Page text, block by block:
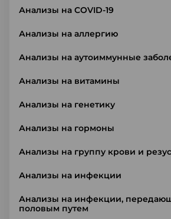
Анализы на COVID-19
Анализы на аллергию
Анализы на аутоиммунные
Анализы на витамины
Анализы на генетику
Анализы на гормоны
Анализы на группу крови и
Анализы на инфекции
Анализы на инфекции,
половым путем